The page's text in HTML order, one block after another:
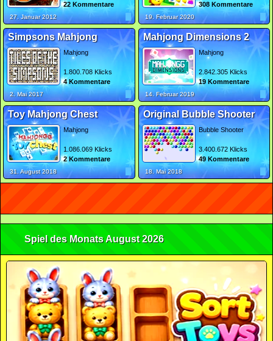
22 Kommentare
27. Januar 2012
308 Kommentare
19. Februar 2020
Simpsons Mahjong
Mahjong
1.800.708 Klicks
4 Kommentare
2. Mai 2017
Mahjong Dimensions 2
Mahjong
2.842.305 Klicks
19 Kommentare
14. Februar 2019
Toy Mahjong Chest
Mahjong
1.086.069 Klicks
2 Kommentare
31. August 2018
Original Bubble Shooter
Bubble Shooter
3.400.672 Klicks
49 Kommentare
18. Mai 2018
Spiel des Monats August 2026